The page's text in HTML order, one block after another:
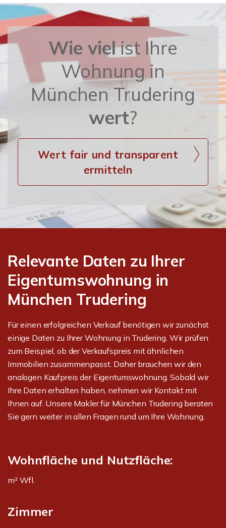
Wie vielist Ihre
Wohnung in
München Trudering
wert?
Wert fair und transparent
ermitteln
Relevante Daten zu Ihrer
Eigentumswohnung in
München Trudering
Für einen erfolgreichen Verkauf benötigen wir zunächst
einige Daten zu Ihrer Wohnung in Trudering. Wir prüfen
zum Beispiel, ob der Verkaufspreis mit ähnlichen
Immobilien zusammenpasst. Daher brauchen wir den
analogen Kaufpreis der Eigentumswohnung. Sobald wir
Ihre Daten erhalten haben, nehmen wir Kontakt mit
Ihnen auf. Unsere Makler für München Trudering beraten
Sie gern weiter in allen Fragen rund um Ihre Wohnung.
Wohnfläche und Nutzfläche:
m² Wfl.
Zimmer